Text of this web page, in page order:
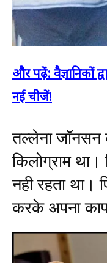
और पढ़ें: वैज्ञानिकों
नई चीजें!
तल्लेना
किलोग्राम
नही रहता था।
करके अपना